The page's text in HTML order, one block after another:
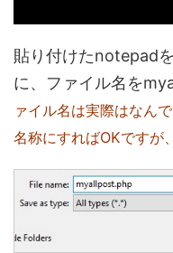
貼り付けたnotepad
に、ファイル名を
ァイル名は実際はなん
名称にすればOKですが